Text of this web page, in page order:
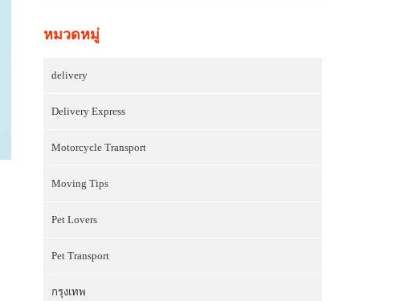
หมวดหมู่
delivery
Delivery Express
Motorcycle Transport
Moving Tips
Pet Lovers
Pet Transport
กรุงเทพ